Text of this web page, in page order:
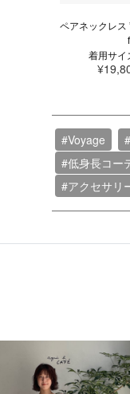
ペアネックレス
着用サイ
#Voyage
#低身長コー
#アクセサリ